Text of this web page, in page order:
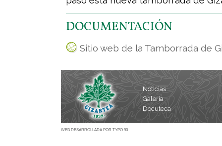
DOCUMENTACIÓN
Sitio web de la Tamborrada de
Noticias
Galería
Docuteca
WEB DESARROLLADA POR TYPO 90